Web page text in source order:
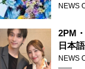
NEWS
2PM
日本
NEWS